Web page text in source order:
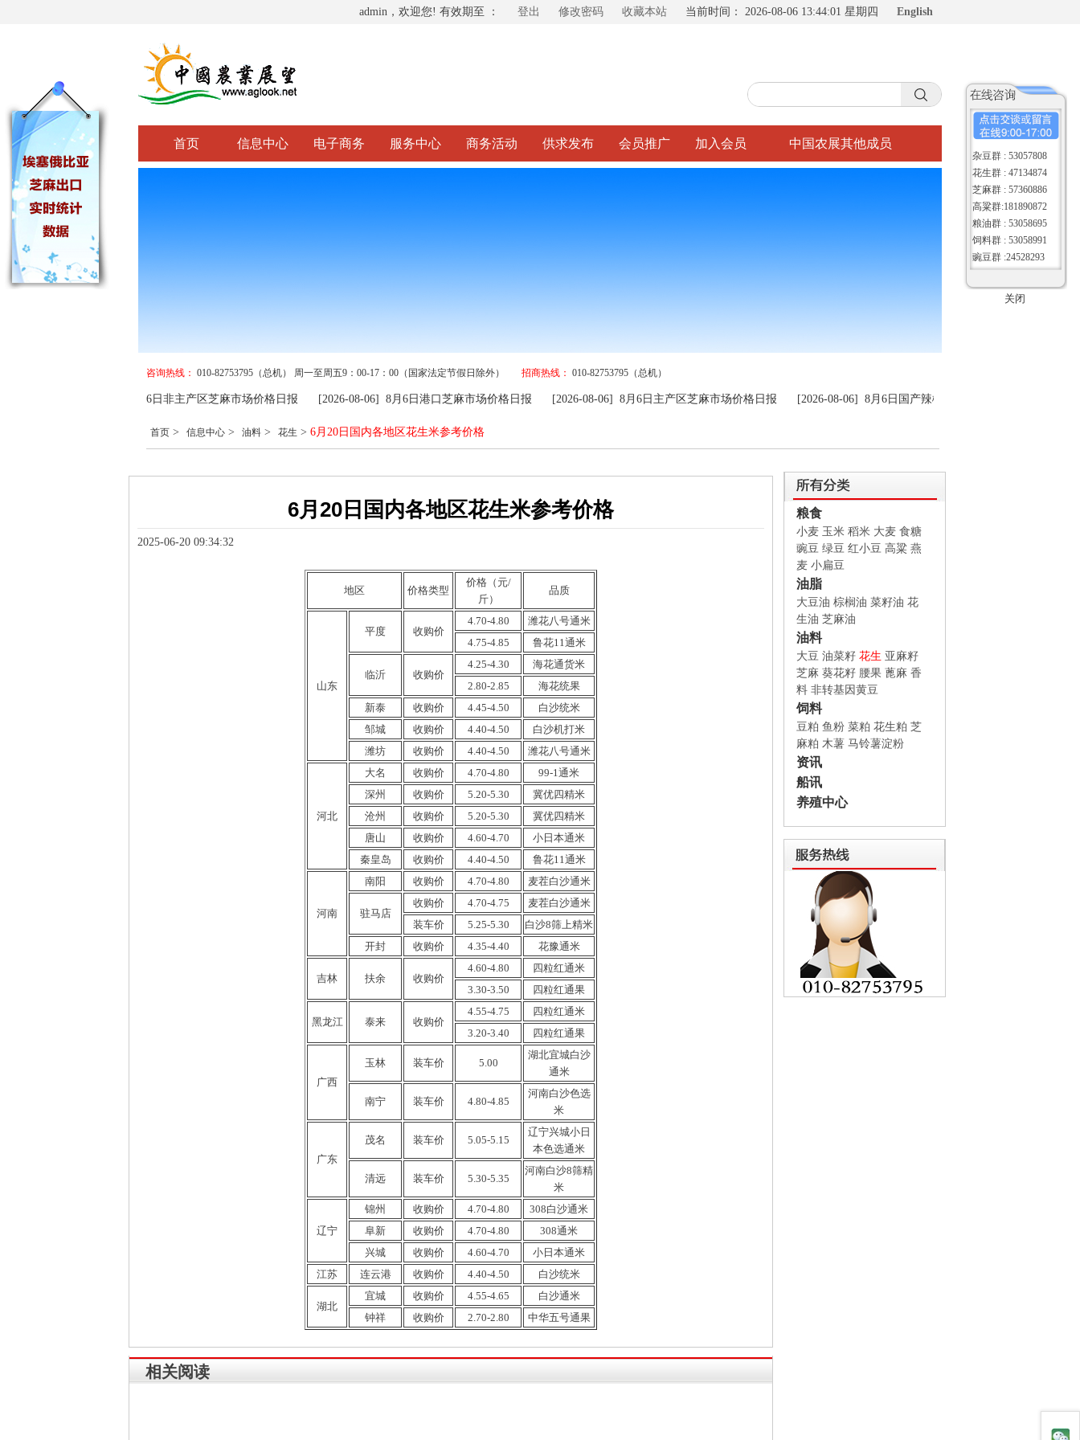
admin，欢迎您! 有效期至 ： 登出 修改密码 收藏本站 当前时间： 2026-08-06 13:44:02 星期四 English
杂豆群 : 53057808
花生群 : 47134874
芝麻群 : 57360886
高粱群:181890872
粮油群 : 53058695
饲料群 : 53058991
豌豆群 :24528293
关闭
首页 信息中心 电子商务 服务中心 商务活动 供求发布 会员推广 加入会员 中国农展其他成员
咨询热线： 010-82753795（总机） 周一至周五9：00-17：00（国家法定节假日除外） 招商热线： 010-82753795（总机）
[2026-08-06] 8月6日非主产区芝麻市场价格日报 [2026-08-06] 8月6日港口芝麻市场价格日报 [2026-08-06] 8月6日主产区芝麻市场价格日报 [2026-08-06] 8月6日国产辣椒市场日报
首页 > 信息中心 > 油料 > 花生 > 6月20日国内各地区花生米参考价格
6月20日国内各地区花生米参考价格
2025-06-20 09:34:32
地区 价格类型
价格（元/
斤）
品质
山东
平度 收购价
4.70-4.80
潍花八号通米
4.75-4.85 鲁花11通米
临沂 收购价
4.25-4.30 海花通货米
2.80-2.85
海花统果
新泰
收购价 4.45-4.50 白沙统米
邹城
收购价 4.40-4.50 白沙机打米
潍坊
收购价 4.40-4.50 潍花八号通米
河北
大名 收购价 4.70-4.80
99-1通米
深州
收购价 5.20-5.30
冀优四精米
沧州
收购价 5.20-5.30 冀优四精米
唐山
收购价 4.60-4.70
小日本通米
秦皇岛
收购价 4.40-4.50 鲁花11通米
河南
南阳 收购价 4.70-4.80 麦茬白沙通米
驻马店
收购价 4.70-4.75
麦茬白沙通米
装车价
5.25-5.30
白沙8筛上精米
开封
收购价 4.35-4.40 花豫通米
吉林 扶余 收购价
4.60-4.80
四粒红通米
3.30-3.50
四粒红通果
黑龙江 泰来 收购价
4.55-4.75
四粒红通米
3.20-3.40
四粒红通果
广西
玉林 装车价 5.00
湖北宜城白沙
通米
南宁 装车价 4.80-4.85
河南白沙色选
米
广东
茂名 装车价 5.05-5.15
辽宁兴城小日
本色选通米
清远 装车价 5.30-5.35
河南白沙8筛精
米
辽宁
锦州 收购价 4.70-4.80
308白沙通米
阜新
收购价 4.70-4.80
308通米
兴城
收购价 4.60-4.70 小日本通米
江苏
连云港 收购价 4.40-4.50 白沙统米
湖北
宜城 收购价 4.55-4.65
白沙通米
钟祥
收购价 2.70-2.80 中华五号通果
相关阅读
粮食
小麦 玉米 稻米 大麦 食糖
豌豆 绿豆 红小豆 高粱 燕
麦 小扁豆
油脂
大豆油 棕榈油 菜籽油 花
生油 芝麻油
油料
大豆 油菜籽 花生 亚麻籽
芝麻 葵花籽 腰果 蓖麻 香
料 非转基因黄豆
饲料
豆粕 鱼粉 菜粕 花生粕 芝
麻粕 木薯 马铃薯淀粉
资讯
船讯
养殖中心